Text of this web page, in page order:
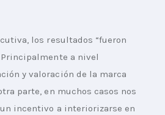
los resultados “fueron
a nivel
y valoración de la marca
parte, en muchos casos nos
incentivo a interiorizarse en